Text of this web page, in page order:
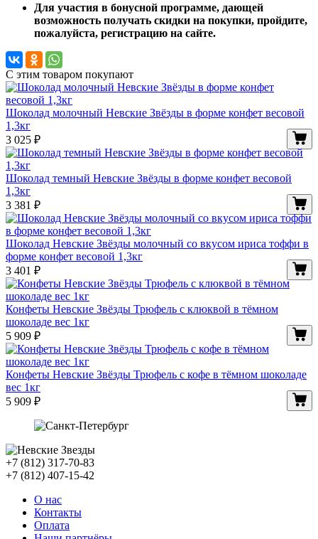
Для участия в бонусной программе, дающей
возможность получать скидки на покупки, пройдите,
пожалуйста, регистрацию на сайте.
С этим товаром покупают
Шоколад молочный Невские Звёзды в форме конфет весовой
1,3кг
3 025 ₽
Шоколад темный Невские Звёзды в форме конфет весовой
1,3кг
3 381 ₽
Шоколад Невские Звёзды молочный со вкусом ириса тоффи в
форме конфет весовой 1,3кг
3 401 ₽
Конфеты Невские Звёзды Трюфель с клюквой в тёмном
шоколаде вес 1кг
5 909 ₽
Конфеты Невские Звёзды Трюфель с кофе в тёмном шоколаде
вес 1кг
5 909 ₽
+7 (812) 317-70-83
+7 (812) 407-15-42
О нас
Контакты
Оплата